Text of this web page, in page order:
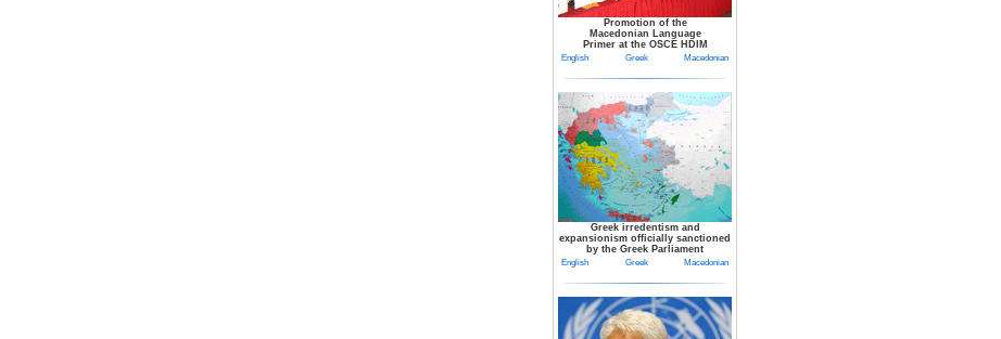
Promotion of the
Macedonian Language
Primer at the OSCE HDIM
English Greek Macedonian
Greek irredentism and
expansionism officially sanctioned
by the Greek Parliament
English Greek Macedonian